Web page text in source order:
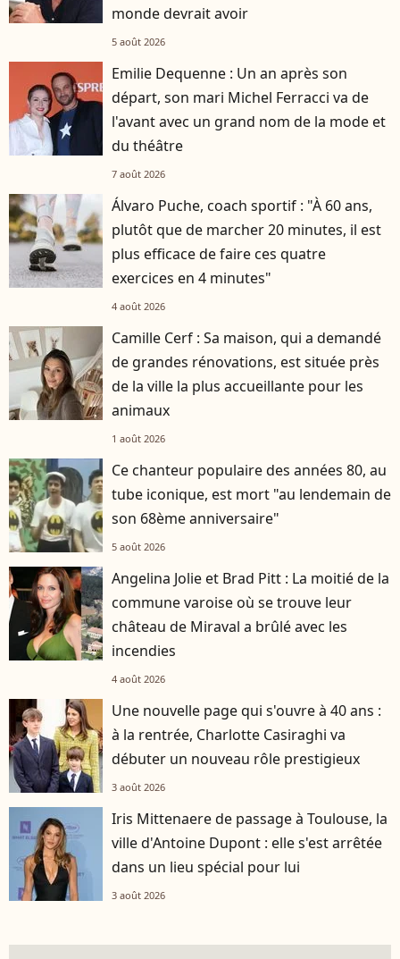
monde devrait avoir
5 août 2026
Emilie Dequenne : Un an après son
départ, son mari Michel Ferracci va de
l'avant avec un grand nom de la mode et
du théâtre
7 août 2026
Álvaro Puche, coach sportif : "À 60 ans,
plutôt que de marcher 20 minutes, il est
plus efficace de faire ces quatre
exercices en 4 minutes"
4 août 2026
Camille Cerf : Sa maison, qui a demandé
de grandes rénovations, est située près
de la ville la plus accueillante pour les
animaux
1 août 2026
Ce chanteur populaire des années 80, au
tube iconique, est mort "au lendemain de
son 68ème anniversaire"
5 août 2026
Angelina Jolie et Brad Pitt : La moitié de la
commune varoise où se trouve leur
château de Miraval a brûlé avec les
incendies
4 août 2026
Une nouvelle page qui s'ouvre à 40 ans :
à la rentrée, Charlotte Casiraghi va
débuter un nouveau rôle prestigieux
3 août 2026
Iris Mittenaere de passage à Toulouse, la
ville d'Antoine Dupont : elle s'est arrêtée
dans un lieu spécial pour lui
3 août 2026